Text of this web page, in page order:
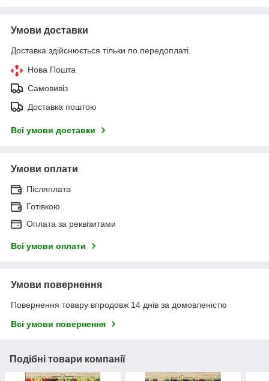
Умови доставки
Доставка здійснюється тільки по передоплаті.
Нова Пошта
Самовивіз
Доставка поштою
Всі умови доставки
Умови оплати
Післяплата
Готівкою
Оплата за реквізитами
Всі умови оплати
Умови повернення
Повернення товару впродовж 14 днів за домовленістю
Всі умови повернення
Подібні товари компанії